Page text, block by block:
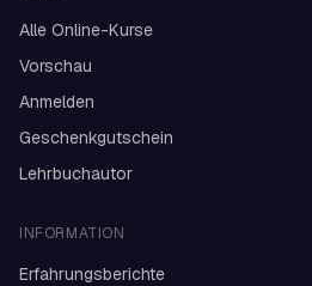
Alle Online-Kurse
Vorschau
Anmelden
Geschenkgutschein
Lehrbuchautor
INFORMATION
Erfahrungsberichte